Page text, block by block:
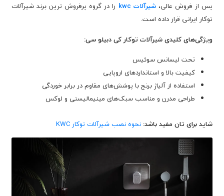
پس از فروش عالی،شیرآلات kwc
را در گروه پرفروش ترین برند شیرآلات
توکار ایرانی قرار داده است.
ویژگی‌های کلیدی شیرآلات توکار کی دبیلو سی:
تحت لیسانس سوئیس
کیفیت بالا و استانداردهای اروپایی
استفاده از آلیاژ برنج با پوشش‌های مقاوم در برابر خوردگی
طراحی مدرن و مناسب سبک‌های مینیمالیستی و لوکس
شاید برای تان مفید باشد: نحوه نصب شیرآلات توکار KWC